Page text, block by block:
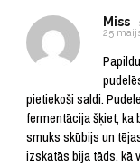
Miss
25
pietiekoši saldi.
fermentācija šķiet,
smuks skūbijs un
izskatās bija tāds, kā